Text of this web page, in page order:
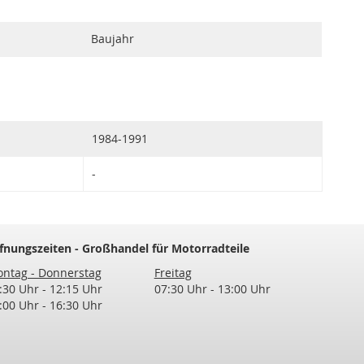
Baujahr
1984-1991
-
- Großhandel für Motorradteile
- Donnerstag
Freitag
Uhr - 12:15 Uhr
Uhr - 16:30 Uhr
07:30 Uhr - 13:00 Uhr